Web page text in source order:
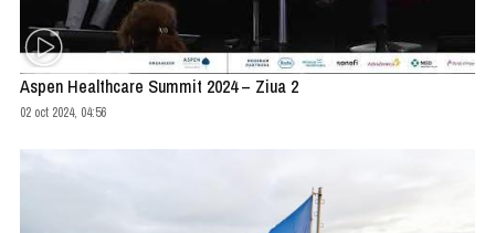
Aspen Healthcare Summit 2024 – Ziua 2
02 oct 2024, 04:56